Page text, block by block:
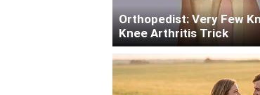
Orthopedist: Very Few
Knee Arthritis Trick